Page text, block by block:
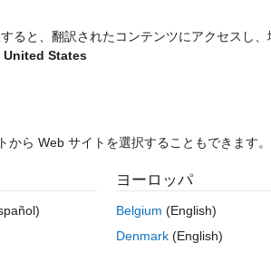
plot?
答
plot of my data with this code:
ると、翻訳されたコンテンツにアクセスし
United States
から Web サイトを選択することもできます。
ヨーロッパ
Belgium (English)
Denmark (English)